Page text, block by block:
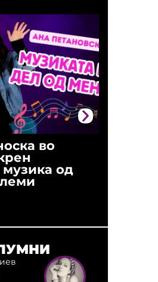
во
музика од